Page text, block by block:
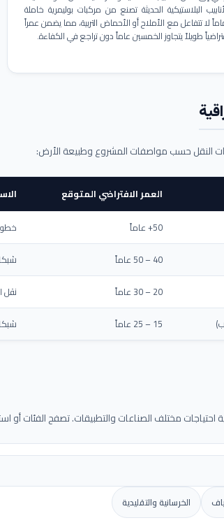
البلاستيكية الحديثة تصنع من مركبات بوليمرية خاملة
لا تتفاعل مع الأملاح أو الأحماض التربية، مما يضمن عمراً
طويلاً يتجاوز الخمسين عاماً دون تراجع في الكفاءة.
النقل حسب مواصفات المشروع وطبيعة الأرض:
العمر الافتراضي المتوقع
50+ عاماً
40 – 50 عاماً
20 – 30 عاماً
نقل
15 – 25 عاماً
مختلف الصناعات والتطبيقات. تصفح الفئات أو
الخرسانية والتقليدية